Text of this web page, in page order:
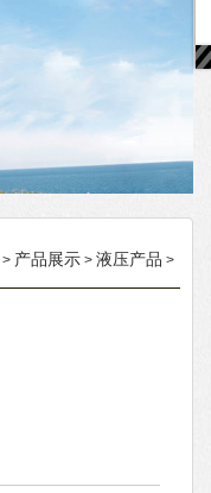
> 产品展示 > 液压产品 >